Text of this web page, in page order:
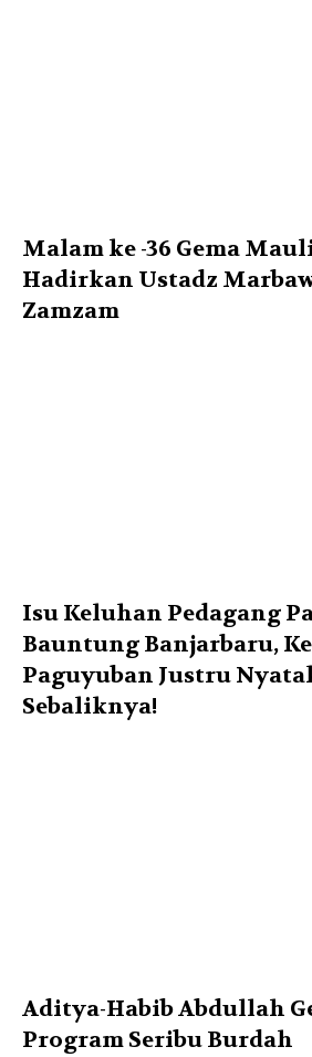
Malam ke -36 Gema
Hadirkan Ustadz
Zamzam
Isu Keluhan Pedagang
Bauntung Banjarbaru,
Paguyuban Justru
Sebaliknya!
Aditya-Habib Abdullah
Program Seribu Burdah